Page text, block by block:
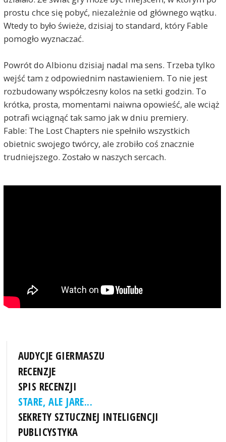
prostu chce się pobyć, niezależnie od głównego wątku.
Wtedy to było świeże, dzisiaj to standard, który Fable
pomogło wyznaczać.
Powrót do Albionu dzisiaj nadal ma sens. Trzeba tylko
wejść tam z odpowiednim nastawieniem. To nie jest
rozbudowany współczesny kolos na setki godzin. To
krótka, prosta, momentami naiwna opowieść, ale wciąż
potrafi wciągnąć tak samo jak w dniu premiery.
Fable: The Lost Chapters nie spełniło wszystkich
obietnic swojego twórcy, ale zrobiło coś znacznie
trudniejszego. Zostało w naszych sercach.
AUDYCJE GIERMASZU
RECENZJE
SPIS RECENZJI
STARE, ALE JARE...
SEKRETY SZTUCZNEJ INTELIGENCJI
PUBLICYSTYKA